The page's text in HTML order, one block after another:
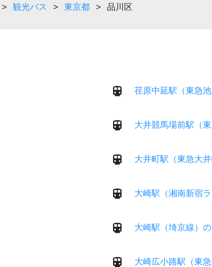
> 観光バス > 東京都 > 品川区
荏原中延駅（東急
大井競馬場前駅（
大井町駅（東急大
大崎駅（湘南新宿
大崎駅（埼京線）
大崎広小路駅（東